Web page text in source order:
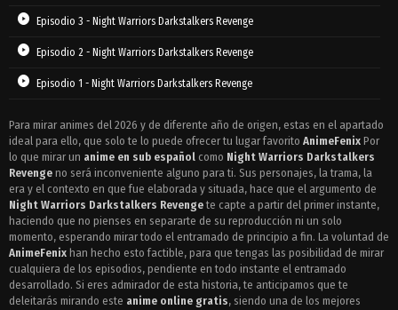
Episodio 3 - Night Warriors Darkstalkers Revenge
Episodio 2 - Night Warriors Darkstalkers Revenge
Episodio 1 - Night Warriors Darkstalkers Revenge
Para mirar animes del 2026 y de diferente año de origen, estas en el apartado
ideal para ello, que solo te lo puede ofrecer tu lugar favorito AnimeFenix Por
lo que mirar un anime en sub español como Night Warriors Darkstalkers
Revenge no será inconveniente alguno para ti. Sus personajes, la trama, la
era y el contexto en que fue elaborada y situada, hace que el argumento de
Night Warriors Darkstalkers Revenge te capte a partir del primer instante,
haciendo que no pienses en separarte de su reproducción ni un solo
momento, esperando mirar todo el entramado de principio a fin. La voluntad de
AnimeFenix han hecho esto factible, para que tengas las posibilidad de mirar
cualquiera de los episodios, pendiente en todo instante el entramado
desarrollado. Si eres admirador de esta historia, te anticipamos que te
deleitarás mirando este anime online gratis, siendo una de los mejores